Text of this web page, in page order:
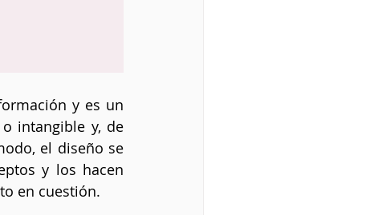
y es un
intangible y, de
el diseño se
y los hacen
en cuestión.